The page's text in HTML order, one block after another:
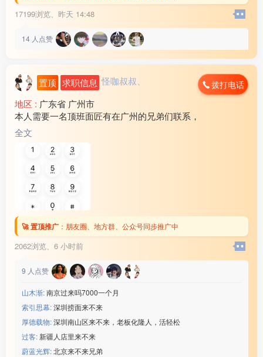
17199浏览、 昨天 14:48
14 人点赞
置顶 求职信息 怪咖叔叔、 拨打电话
地区 : 广东省 广州市
本人需要一名顶班面匠有在广州的兄弟们联系，
全文
🚀 置顶推广 ： 朋友圈、地方群、公众号同步推广中
2062浏览、 6 小时前
9 人点赞
山木渐:南京过来吗7000一个月
索引思幕:深圳捞面来不来
厚德载物:深圳南山区来不来，老板化隆人，活轻松
过客:新疆人店里来不来
蔚蓝光辉:北京来不来兄弟